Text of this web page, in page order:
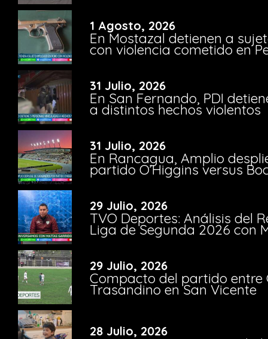
1 Agosto, 2026
En Mostazal detienen a
con violencia cometido en
31 Julio, 2026
En San Fernando, PDI
a distintos hechos violentos
31 Julio, 2026
En Rancagua, Amplio
partido O’Higgins versus
29 Julio, 2026
TVO Deportes: Análisis del
Liga de Segunda 2026 con
29 Julio, 2026
Compacto del partido entre
Trasandino en San Vicente
28 Julio, 2026